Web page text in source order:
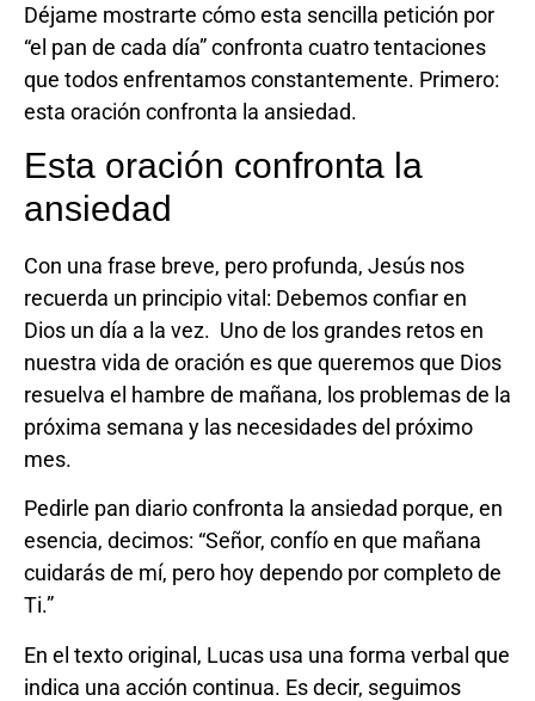
Déjame mostrarte cómo esta sencilla petición por
“el pan de cada día” confronta cuatro tentaciones
que todos enfrentamos constantemente. Primero:
esta oración confronta la ansiedad.
Esta oración confronta la
ansiedad
Con una frase breve, pero profunda, Jesús nos
recuerda un principio vital: Debemos confiar en
Dios un día a la vez. Uno de los grandes retos en
nuestra vida de oración es que queremos que Dios
resuelva el hambre de mañana, los problemas de la
próxima semana y las necesidades del próximo
mes.
Pedirle pan diario confronta la ansiedad porque, en
esencia, decimos: “Señor, confío en que mañana
cuidarás de mí, pero hoy dependo por completo de
Ti.”
En el texto original, Lucas usa una forma verbal que
indica una acción continua. Es decir, seguimos